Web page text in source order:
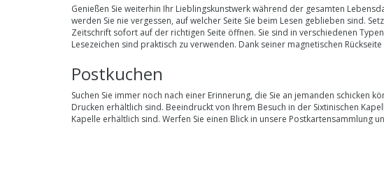
Genießen Sie weiterhin Ihr Lieblingskunstwerk während der gesamten
werden Sie nie vergessen, auf welcher Seite Sie beim Lesen geblieben sind.
Zeitschrift sofort auf der richtigen Seite öffnen. Sie sind in verschiedenen
Lesezeichen sind praktisch zu verwenden. Dank seiner magnetischen
Postkuchen
Suchen Sie immer noch nach einer Erinnerung, die Sie an jemanden schicken
Drucken erhältlich sind. Beeindruckt von Ihrem Besuch in der Sixtinischen
Kapelle erhältlich sind. Werfen Sie einen Blick in unsere Postkartensammlung